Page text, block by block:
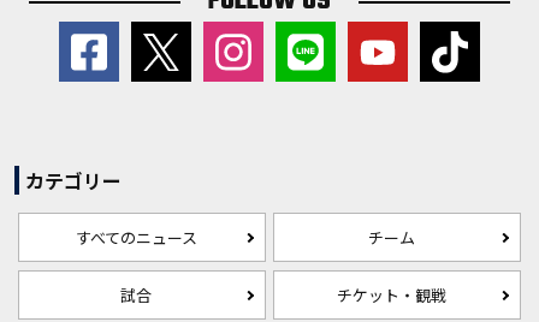
カテゴリー
すべてのニュース チーム
試合 チケット・観戦